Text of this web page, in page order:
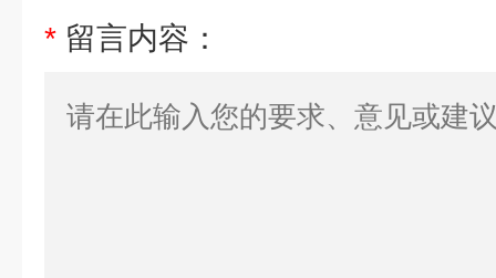
* 留言内容：